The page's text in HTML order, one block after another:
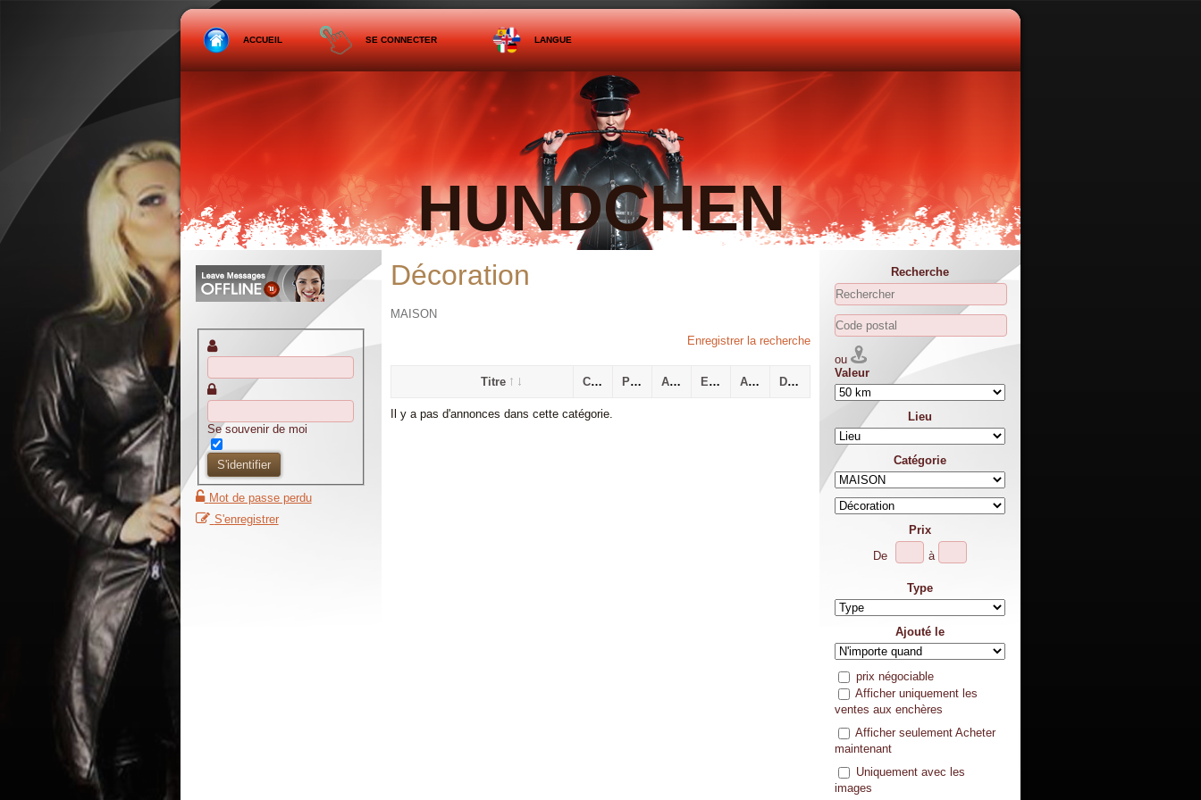
ACCUEIL SE CONNECTER LANGUE
HUNDCHEN
Se souvenir de moi
S'identifier
Mot de passe perdu
S'enregistrer
Décoration
MAISON
Enregistrer la recherche
Titre Catégorie Prix Ajouté le Expiration Affiché Distance
Il y a pas d'annonces dans cette catégorie.
Recherche
ou
Valeur
Lieu
Catégorie
Prix
De
à
Type
Ajouté le
prix négociable
Afficher uniquement les
ventes aux enchères
Afficher seulement Acheter
maintenant
Uniquement avec les
images